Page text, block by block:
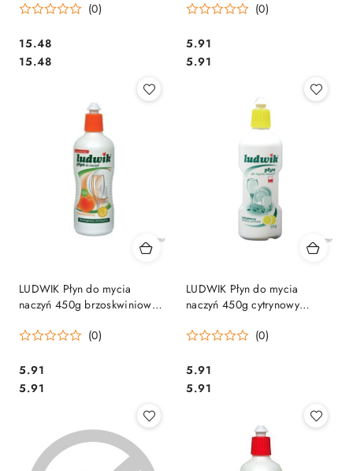
(0)
Cena:
15.48
Cena:
15.48
(0)
Cena:
5.91
Cena:
5.91
LUDWIK Płyn do mycia
naczyń 450g brzoskwiniowy z
(0)
Cena:
5.91
Cena:
5.91
LUDWIK Płyn do mycia
naczyń 450g cytrynowy
(0)
Cena:
5.91
Cena:
5.91